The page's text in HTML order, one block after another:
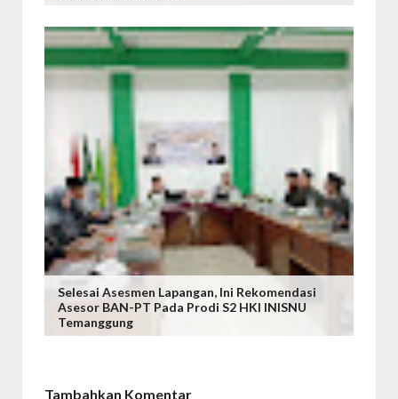
Selesai Asesmen Lapangan, Ini Rekomendasi
Asesor BAN-PT Pada Prodi S2 HKI INISNU
Temanggung
Tambahkan Komentar